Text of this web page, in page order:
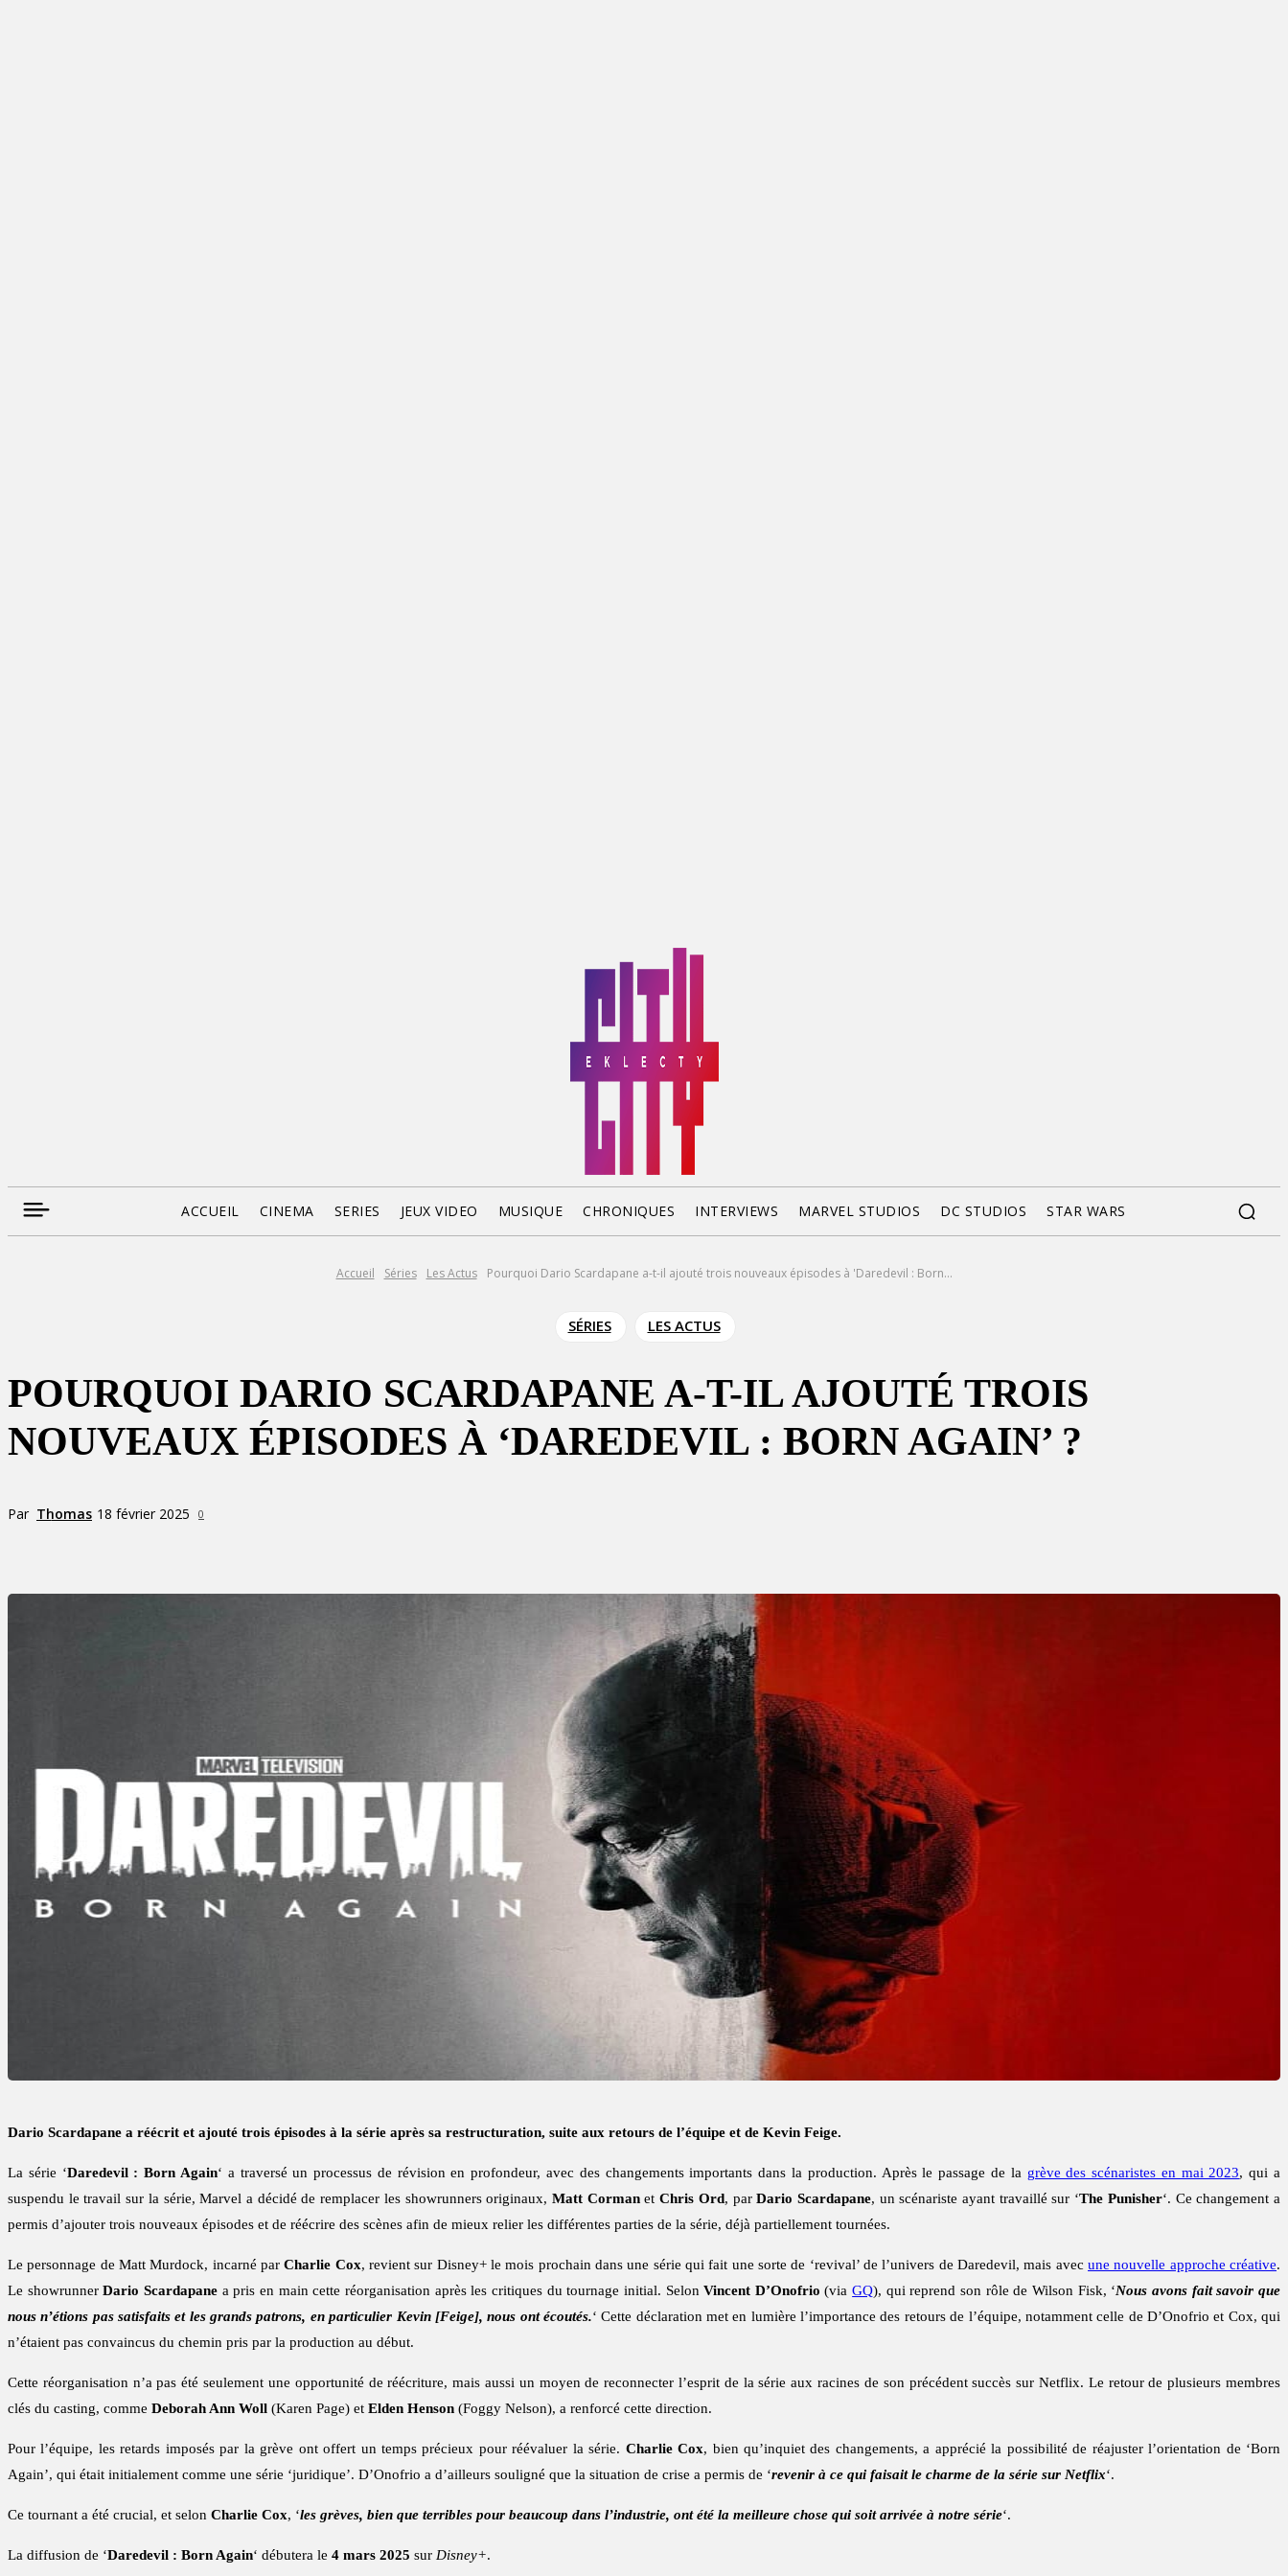
ACCUEIL CINEMA SERIES JEUX VIDEO MUSIQUE CHRONIQUES INTERVIEWS MARVEL STUDIOS DC STUDIOS STAR WARS
Accueil Séries Les Actus Pourquoi Dario Scardapane a-t-il ajouté trois nouveaux épisodes à 'Daredevil : Born...
SÉRIES LES ACTUS
POURQUOI DARIO SCARDAPANE A-T-IL AJOUTÉ TROIS
NOUVEAUX ÉPISODES À ‘DAREDEVIL : BORN AGAIN’ ?
Par Thomas 18 février 2025 0
Dario Scardapane a réécrit et ajouté trois épisodes à la série après sa restructuration, suite aux retours de l’équipe et de Kevin Feige.
La série ‘Daredevil : Born Again‘ a traversé un processus de révision en profondeur, avec des changements importants dans la production. Après le passage de la grève des scénaristes en mai 2023, qui a
suspendu le travail sur la série, Marvel a décidé de remplacer les showrunners originaux, Matt CormanetChris Ord, parDario Scardapane, un scénariste ayant travaillé sur ‘The Punisher‘. Ce changement a
permis d’ajouter trois nouveaux épisodes et de réécrire des scènes afin de mieux relier les différentes parties de la série, déjà partiellement tournées.
Le personnage de Matt Murdock, incarné parCharlie Cox, revient sur Disney+ le mois prochain dans une série qui fait une sorte de ‘revival’ de l’univers de Daredevil, mais avecune nouvelle approche créative.
Le showrunnerDario Scardapanea pris en main cette réorganisation après les critiques du tournage initial. SelonVincent D’Onofrio (viaGQ), qui reprend son rôle de Wilson Fisk, ‘Nous avons fait savoir que
nous n’étions pas satisfaits et les grands patrons, en particulier Kevin [Feige], nous ont écoutés.‘ Cette déclaration met en lumière l’importance des retours de l’équipe, notamment celle de D’Onofrio et Cox, qui
n’étaient pas convaincus du chemin pris par la production au début.
Cette réorganisation n’a pas été seulement une opportunité de réécriture, mais aussi un moyen de reconnecter l’esprit de la série aux racines de son précédent succès sur Netflix. Le retour de plusieurs membres
clés du casting, comme Deborah Ann Woll (Karen Page) et Elden Henson (Foggy Nelson), a renforcé cette direction.
Pour l’équipe, les retards imposés par la grève ont offert un temps précieux pour réévaluer la série. Charlie Cox, bien qu’inquiet des changements, a apprécié la possibilité de réajuster l’orientation de ‘Born
Again’, qui était initialement comme une série ‘juridique’. D’Onofrio a d’ailleurs souligné que la situation de crise a permis de ‘revenir à ce qui faisait le charme de la série sur Netflix‘.
Ce tournant a été crucial, et selon Charlie Cox, ‘les grèves, bien que terribles pour beaucoup dans l’industrie, ont été la meilleure chose qui soit arrivée à notre série‘.
La diffusion de ‘Daredevil : Born Again‘ débutera le 4 mars 2025 sur Disney+.